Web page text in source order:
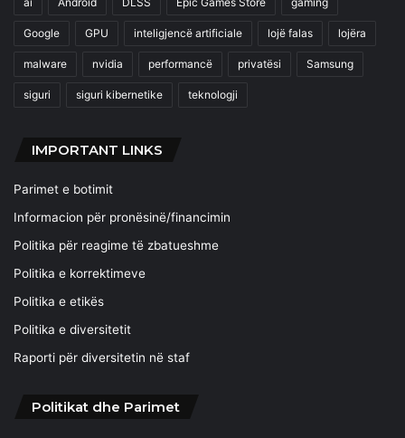
Google GPU inteligjencë artificiale lojë falas lojëra
malware nvidia performancë privatësi Samsung
siguri siguri kibernetike teknologji
IMPORTANT LINKS
Parimet e botimit
Informacion për pronësinë/financimin
Politika për reagime të zbatueshme
Politika e korrektimeve
Politika e etikës
Politika e diversitetit
Raporti për diversitetin në staf
Politikat dhe Parimet